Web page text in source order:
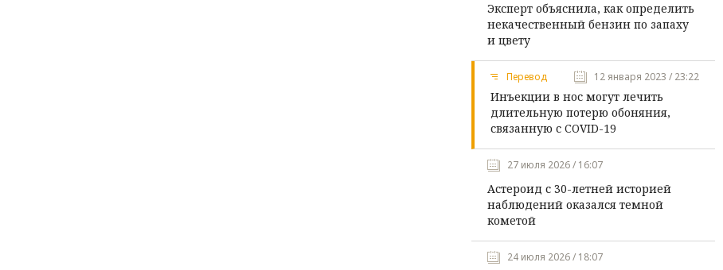
Эксперт объяснила, как определить
некачественный бензин по запаху
и цвету
Перевод 12 января 2023 / 23:22
Инъекции в нос могут лечить
длительную потерю обоняния,
связанную с COVID-19
27 июля 2026 / 16:07
Астероид с 30-летней историей
наблюдений оказался темной
кометой
24 июля 2026 / 18:07